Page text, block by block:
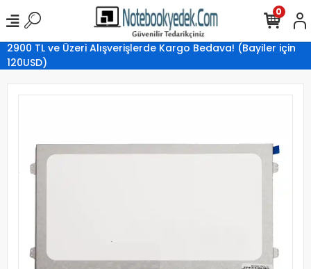
2900 TL ve Üzeri Alışverişlerde Kargo Bedava! (Bayiler için
120USD)
0